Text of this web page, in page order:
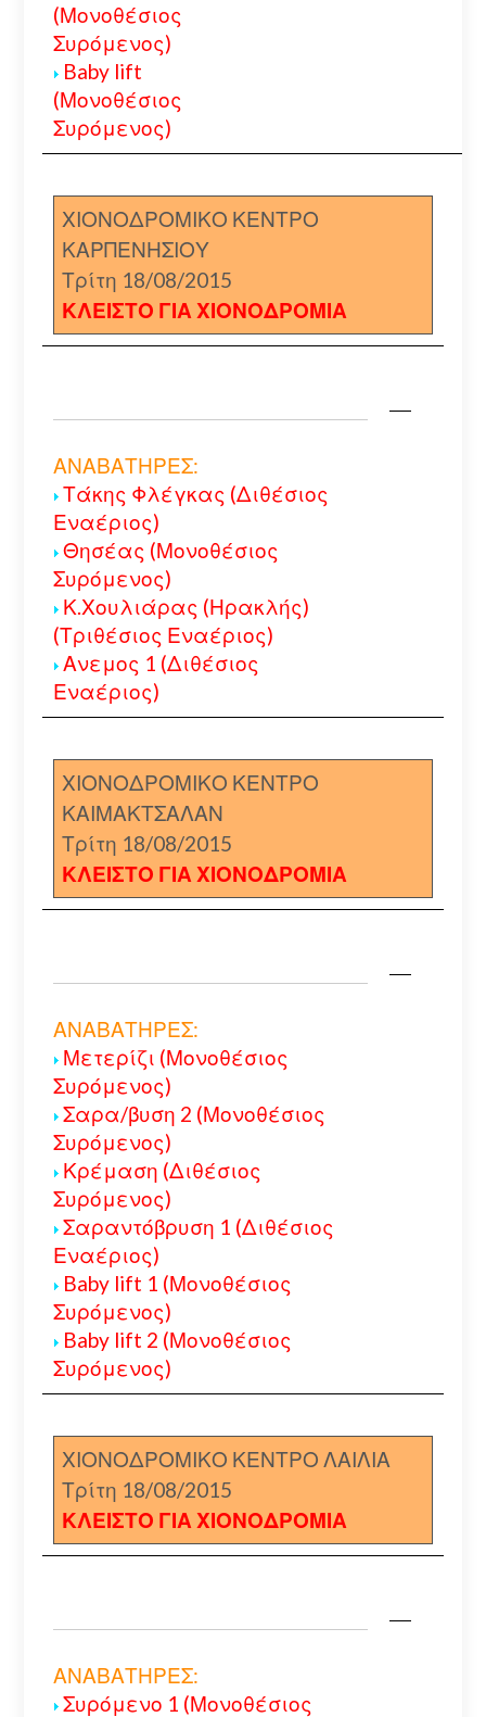
(Μονοθέσιος
Συρόμενος)
Baby lift
(Μονοθέσιος
Συρόμενος)
ΧΙΟΝΟΔΡΟΜΙΚΟ ΚΕΝΤΡΟ
ΚΑΡΠΕΝΗΣΙΟΥ
Τρίτη 18/08/2015
ΚΛΕΙΣΤΟ ΓΙΑ ΧΙΟΝΟΔΡΟΜΙΑ
ΑΝΑΒΑΤΗΡΕΣ:
Τάκης Φλέγκας (Διθέσιος
Εναέριος)
Θησέας (Μονοθέσιος
Συρόμενος)
Κ.Χουλιάρας (Ηρακλής)
(Τριθέσιος Εναέριος)
Ανεμος 1 (Διθέσιος
Εναέριος)
ΧΙΟΝΟΔΡΟΜΙΚΟ ΚΕΝΤΡΟ
ΚΑΙΜΑΚΤΣΑΛΑΝ
Τρίτη 18/08/2015
ΚΛΕΙΣΤΟ ΓΙΑ ΧΙΟΝΟΔΡΟΜΙΑ
ΑΝΑΒΑΤΗΡΕΣ:
Μετερίζι (Μονοθέσιος
Συρόμενος)
Σαρα/βυση 2 (Μονοθέσιος
Συρόμενος)
Κρέμαση (Διθέσιος
Συρόμενος)
Σαραντόβρυση 1 (Διθέσιος
Εναέριος)
Baby lift 1 (Μονοθέσιος
Συρόμενος)
Baby lift 2 (Μονοθέσιος
Συρόμενος)
ΧΙΟΝΟΔΡΟΜΙΚΟ ΚΕΝΤΡΟ ΛΑΙΛΙΑ
Τρίτη 18/08/2015
ΚΛΕΙΣΤΟ ΓΙΑ ΧΙΟΝΟΔΡΟΜΙΑ
ΑΝΑΒΑΤΗΡΕΣ:
Συρόμενο 1 (Μονοθέσιος